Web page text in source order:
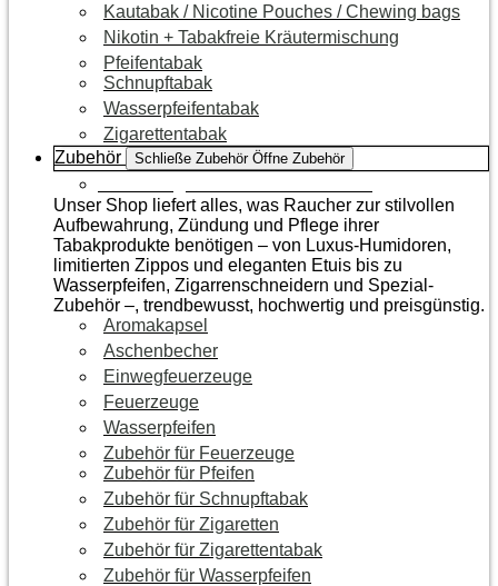
Kautabak / Nicotine Pouches / Chewing bags
Nikotin + Tabakfreie Kräutermischung
Pfeifentabak
Schnupftabak
Wasserpfeifentabak
Zigarettentabak
Zubehör
Schließe Zubehör Öffne Zubehör
Unser Shop liefert alles, was Raucher zur stilvollen
Aufbewahrung, Zündung und Pflege ihrer
Tabakprodukte benötigen – von Luxus-Humidoren,
limitierten Zippos und eleganten Etuis bis zu
Wasserpfeifen, Zigarrenschneidern und Spezial-
Zubehör –, trendbewusst, hochwertig und preisgünstig.
Aromakapsel
Aschenbecher
Einwegfeuerzeuge
Feuerzeuge
Wasserpfeifen
Zubehör für Feuerzeuge
Zubehör für Pfeifen
Zubehör für Schnupftabak
Zubehör für Zigaretten
Zubehör für Zigarettentabak
Zubehör für Wasserpfeifen